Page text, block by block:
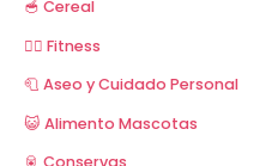
🥣 Cereal
🏋️‍♂️ Fitness
🧻 Aseo y Cuidado Personal
😺 Alimento Mascotas